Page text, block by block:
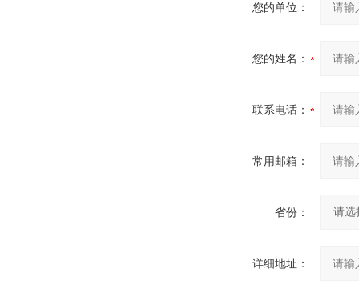
您的单位：
您的姓名：
联系电话：
常用邮箱：
省份：
详细地址：